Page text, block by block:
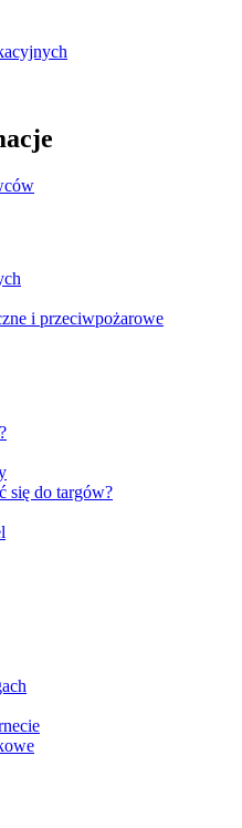
i przeciwpożarowe
się do targów?